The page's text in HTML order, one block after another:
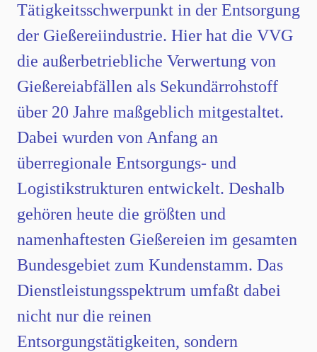
Tätigkeitsschwerpunkt in der Entsorgung
der Gießereiindustrie. Hier hat die VVG
die außerbetriebliche Verwertung von
Gießereiabfällen als Sekundärrohstoff
über 20 Jahre maßgeblich mitgestaltet.
Dabei wurden von Anfang an
überregionale Entsorgungs- und
Logistikstrukturen entwickelt. Deshalb
gehören heute die größten und
namenhaftesten Gießereien im gesamten
Bundesgebiet zum Kundenstamm. Das
Dienstleistungsspektrum umfaßt dabei
nicht nur die reinen
Entsorgungstätigkeiten, sondern